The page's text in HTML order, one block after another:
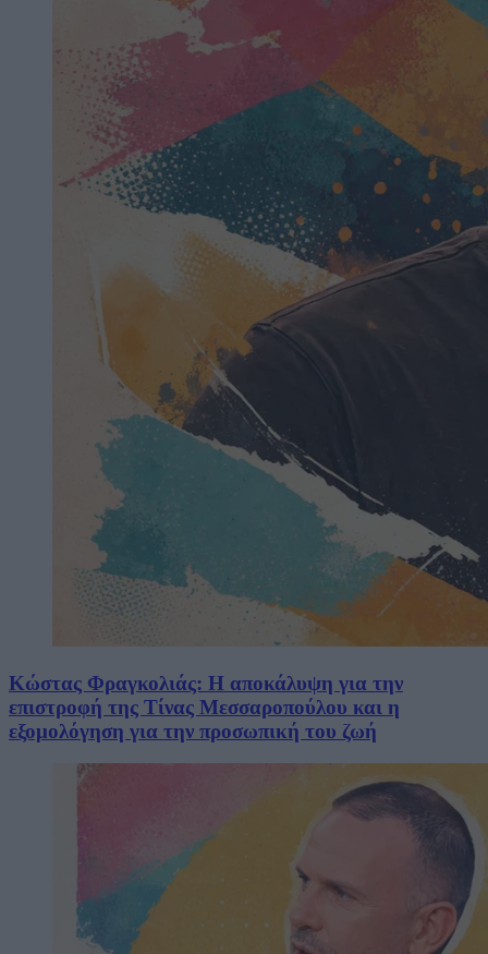
Κώστας Φραγκολιάς: Η αποκάλυψη για την
επιστροφή της Τίνας Μεσσαροπούλου και η
εξομολόγηση για την προσωπική του ζωή